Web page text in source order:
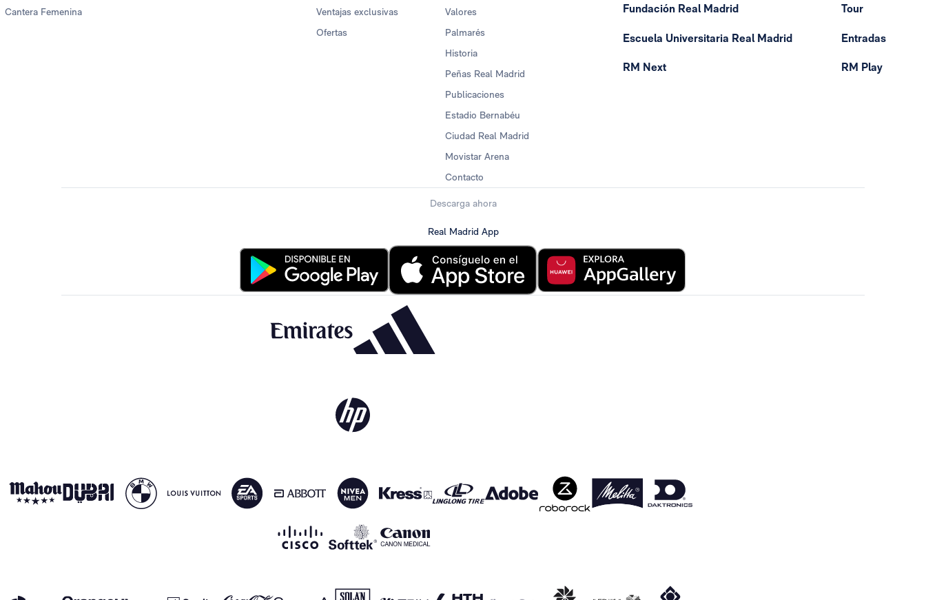
Cantera Femenina
Ventajas exclusivas
Ofertas
Valores
Palmarés
Historia
Peñas Real Madrid
Publicaciones
Estadio Bernabéu
Ciudad Real Madrid
Movistar Arena
Contacto
Fundación Real Madrid
Escuela Universitaria Real Madrid
RM Next
Tour
Entradas
RM Play
Descarga ahora
Real Madrid App